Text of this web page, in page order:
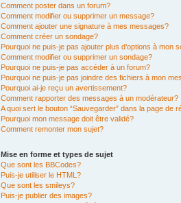
Comment poster dans un forum?
Comment modifier ou supprimer un message?
Comment ajouter une signature à mes messages?
Comment créer un sondage?
Pourquoi ne puis-je pas ajouter plus d’options à mon
Comment modifier ou supprimer un sondage?
Pourquoi ne puis-je pas accéder à un forum?
Pourquoi ne puis-je pas joindre des fichiers à mon
Pourquoi ai-je reçu un avertissement?
Comment rapporter des messages à un modérateur?
A quoi sert le bouton “Sauvegarder” dans la page de
Pourquoi mon message doit être validé?
Comment remonter mon sujet?
Mise en forme et types de sujet
Que sont les BBCodes?
Puis-je utiliser le HTML?
Que sont les smileys?
Puis-je publier des images?